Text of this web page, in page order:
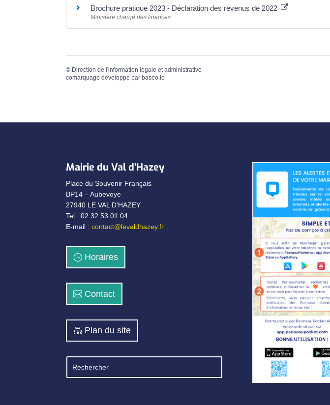
Brochure pratique 2023 - Déclaration des revenus de 2022
Ministère chargé des finances
© Direction de l'information légale et administrative
comarquage developpé parbaseo.io
Mairie du Val d’Hazey
Place du Souvenir Français
BP14 – Aubevoye
27940 LE VAL D’HAZEY
Tel : 02.32.53.01.04
E-mail :contact@levaldhazey.fr
Horaires
Contact
Plan du site